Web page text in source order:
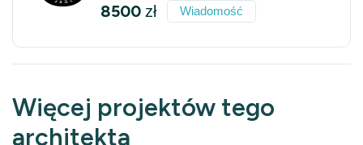
8500 zł Wiadomość
Więcej projektów tego
architekta